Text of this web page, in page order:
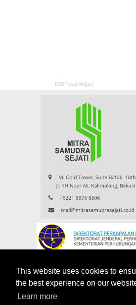
This website uses cookies to
the best experience on our
Learn more
RSS Feed Widget